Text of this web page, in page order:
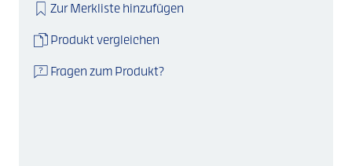
Zur Merkliste hinzufügen
Produkt vergleichen
Fragen zum Produkt?